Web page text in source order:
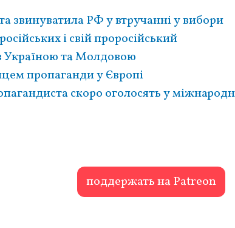
звинуватила РФ у втручанні у вибори
і свій проросійський
Україною та Молдовою
пропаганди у Європі
скоро оголосять у
поддержать на Patreon